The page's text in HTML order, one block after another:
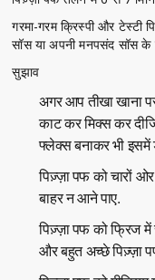
गरमा-गरम क्रिस्पी और टेस्टी
सॉस या अपनी मनपसंद सॉस के
सुझाव
अगर आप तीखा खाना
काट कर मिक्स कर
फ्लेक्स बनाकर भी
पिज़्ज़ा पफ को चारों
बाहर न आने पाए.
पिज़्ज़ा पफ को फ्रिज
और बहुत अच्छे पिज़्ज़ा